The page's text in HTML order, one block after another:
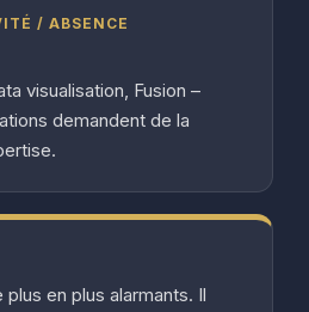
/ ABSENCE
visualisation, Fusion –
demandent de la
en plus alarmants. Il